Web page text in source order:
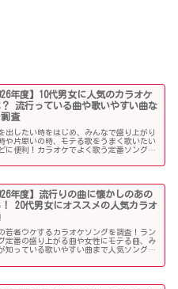
年度】10代男女に人気のカラオケ
？ 流行っている曲や歌いやすい曲な
調査
出したい時をはじめ、みんなで盛り上がり
や片思いの時、モテる歌をうまく歌いたい
に便利！カラオケでよく歌う定番ソングか
の10代男子・女子にオススメの人気カラオ
年度】流行りの曲に懐かしのあの
20代男女にオススメの人気カラオ
若者ウケするカラオケソングを調査！ラン
定番の盛り上がる曲や女性にモテる曲、み
知っている歌いやすい曲まで人気ソングが
上司ウケしたい時などにオススメです！